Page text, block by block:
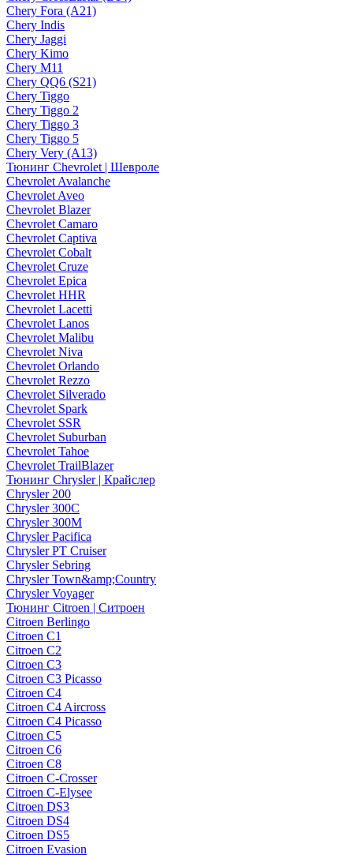
Chery Fora (A21)
Chery Indis
Chery Jaggi
Chery Kimo
Chery M11
Chery QQ6 (S21)
Chery Tiggo
Chery Tiggo 2
Chery Tiggo 3
Chery Tiggo 5
Chery Very (A13)
Тюнинг Chevrolet | Шевроле
Chevrolet Avalanche
Chevrolet Aveo
Chevrolet Blazer
Chevrolet Camaro
Chevrolet Captiva
Chevrolet Cobalt
Chevrolet Cruze
Chevrolet Epica
Chevrolet HHR
Chevrolet Lacetti
Chevrolet Lanos
Chevrolet Malibu
Chevrolet Niva
Chevrolet Orlando
Chevrolet Rezzo
Chevrolet Silverado
Chevrolet Spark
Chevrolet SSR
Chevrolet Suburban
Chevrolet Tahoe
Chevrolet TrailBlazer
Тюнинг Chrysler | Крайслер
Chrysler 200
Chrysler 300C
Chrysler 300M
Chrysler Pacifica
Chrysler PT Cruiser
Chrysler Sebring
Chrysler Town&amp;Country
Chrysler Voyager
Тюнинг Citroen | Ситроен
Citroen Berlingo
Citroen C1
Citroen C2
Citroen C3
Citroen C3 Picasso
Citroen C4
Citroen C4 Aircross
Citroen C4 Picasso
Citroen C5
Citroen C6
Citroen C8
Citroen C-Crosser
Citroen C-Elysee
Citroen DS3
Citroen DS4
Citroen DS5
Citroen Evasion